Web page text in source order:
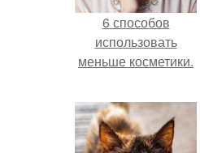
6 способов
использовать
меньше косметики.